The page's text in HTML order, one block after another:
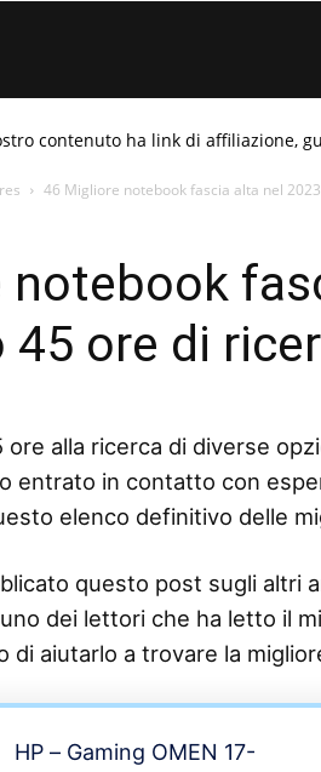
contenuto ha link di affiliazione,
46 Migliore notebook fascia alta nel
45 ore di
alla ricerca di diverse
entrato in contatto con
elenco definitivo delle
questo post sugli altri
dei lettori che ha letto il
di aiutarlo a trovare la
HP – Gaming OMEN 17-